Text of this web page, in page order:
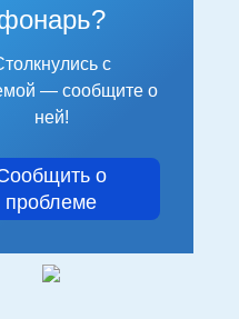
с
— сообщите о
ней!
о
проблеме